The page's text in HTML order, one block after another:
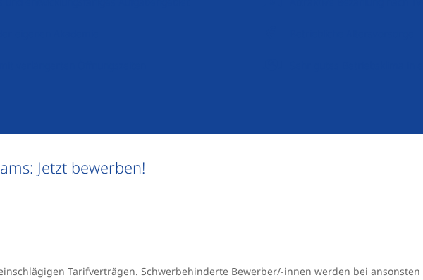
Jetzt bewerben!
Tarifverträgen. Schwerbehinderte Bewerber/-innen werden bei